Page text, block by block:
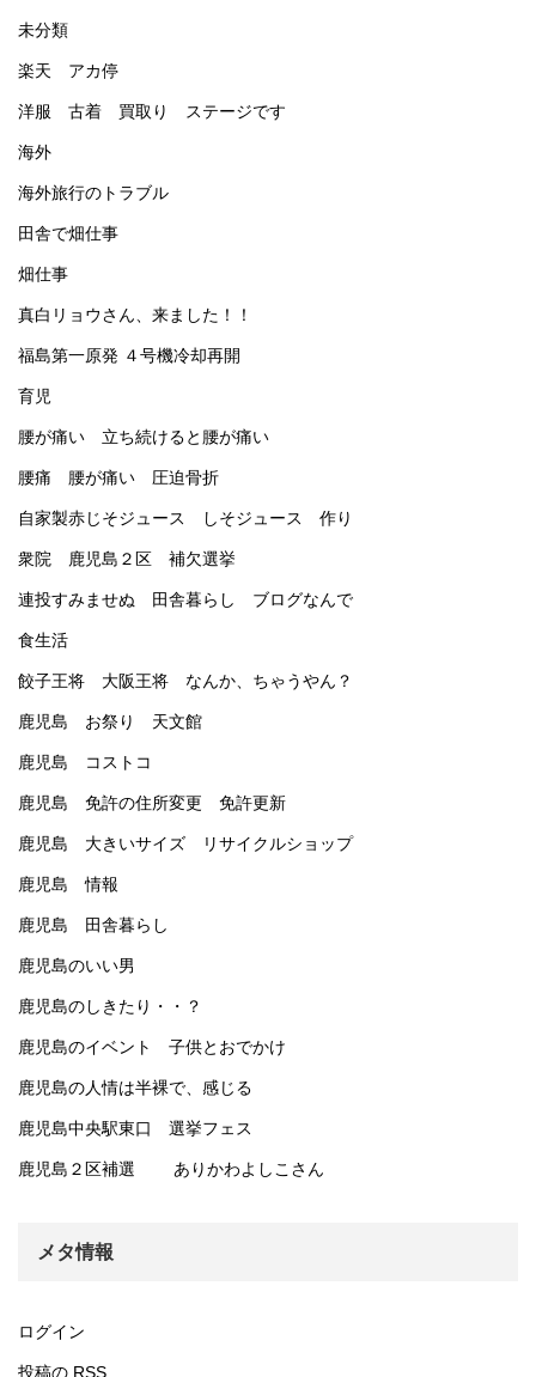
未分類
楽天 アカ停
洋服 古着 買取り ステージです
海外
海外旅行のトラブル
田舎で畑仕事
畑仕事
真白リョウさん、来ました！！
福島第一原発 ４号機冷却再開
育児
腰が痛い 立ち続けると腰が痛い
腰痛 腰が痛い 圧迫骨折
自家製赤じそジュース しそジュース 作り
衆院 鹿児島２区 補欠選挙
連投すみませぬ 田舎暮らし ブログなんで
食生活
餃子王将 大阪王将 なんか、ちゃうやん？
鹿児島 お祭り 天文館
鹿児島 コストコ
鹿児島 免許の住所変更 免許更新
鹿児島 大きいサイズ リサイクルショップ
鹿児島 情報
鹿児島 田舎暮らし
鹿児島のいい男
鹿児島のしきたり・・？
鹿児島のイベント 子供とおでかけ
鹿児島の人情は半裸で、感じる
鹿児島中央駅東口 選挙フェス
鹿児島２区補選 ありかわよしこさん
メタ情報
ログイン
投稿の RSS